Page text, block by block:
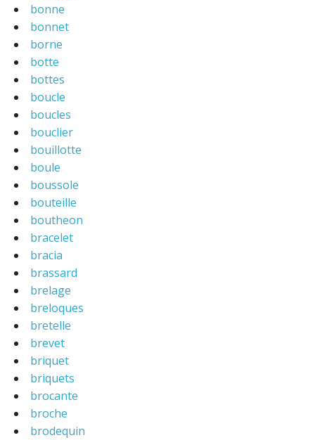
bonne
bonnet
borne
botte
bottes
boucle
boucles
bouclier
bouillotte
boule
boussole
bouteille
boutheon
bracelet
bracia
brassard
brelage
breloques
bretelle
brevet
briquet
briquets
brocante
broche
brodequin